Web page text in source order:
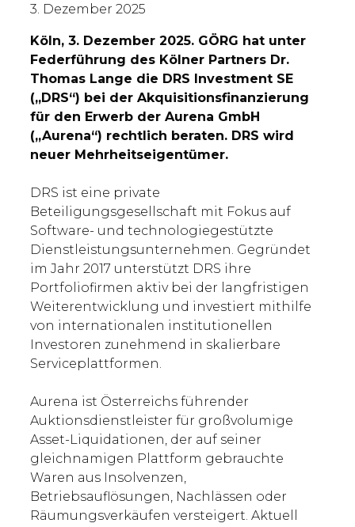
3. Dezember 2025
Köln, 3. Dezember 2025. GÖRG hat unter
Federführung des Kölner Partners Dr.
Thomas Lange die DRS Investment SE
(„DRS“) bei der Akquisitionsfinanzierung
für den Erwerb der Aurena GmbH
(„Aurena“) rechtlich beraten. DRS wird
neuer Mehrheitseigentümer.
DRS ist eine private
Beteiligungsgesellschaft mit Fokus auf
Software- und technologiegestützte
Dienstleistungsunternehmen. Gegründet
im Jahr 2017 unterstützt DRS ihre
Portfoliofirmen aktiv bei der langfristigen
Weiterentwicklung und investiert mithilfe
von internationalen institutionellen
Investoren zunehmend in skalierbare
Serviceplattformen.
Aurena ist Österreichs führender
Auktionsdienstleister für großvolumige
Asset-Liquidationen, der auf seiner
gleichnamigen Plattform gebrauchte
Waren aus Insolvenzen,
Betriebsauflösungen, Nachlässen oder
Räumungsverkäufen versteigert. Aktuell